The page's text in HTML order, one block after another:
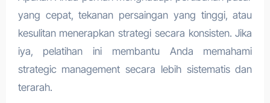
yang cepat, tekanan persaingan yang tinggi, atau
kesulitan menerapkan strategi secara konsisten. Jika
iya, pelatihan ini membantu Anda memahami
strategic management secara lebih sistematis dan
terarah.